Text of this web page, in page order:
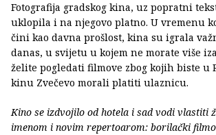
Fotografija gradskog kina, uz popratni
uklopila i na njegovo platno. U vremenu
čini kao davna prošlost, kina su igrala
danas, u svijetu u kojem ne morate više
želite pogledati filmove zbog kojih biste u
kinu Zvečevo morali platiti ulaznicu.
Kino se izdvojilo od hotela i sad vodi vlastiti
imenom i novim repertoarom: borilački